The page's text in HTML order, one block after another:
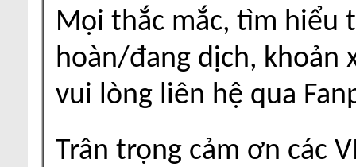
Mọi thắc mắc, tìm hiểu
hoàn/đang dịch, khoản
vui lòng liên hệ qua
Trân trọng cảm ơn các